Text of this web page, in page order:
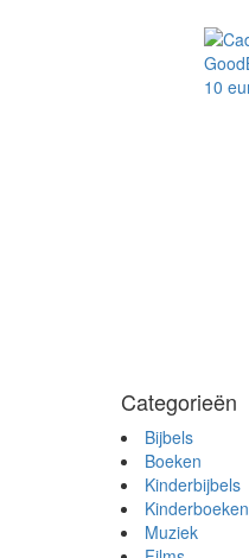
Categorieën
Bijbels
Boeken
Kinderbijbels
Kinderboeken
Muziek